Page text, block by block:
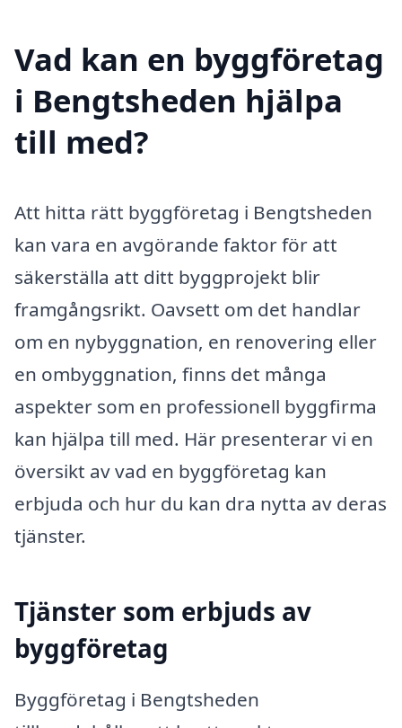
Vad kan en byggföretag
i Bengtsheden hjälpa
till med?
Att hitta rätt byggföretag i Bengtsheden
kan vara en avgörande faktor för att
säkerställa att ditt byggprojekt blir
framgångsrikt. Oavsett om det handlar
om en nybyggnation, en renovering eller
en ombyggnation, finns det många
aspekter som en professionell byggfirma
kan hjälpa till med. Här presenterar vi en
översikt av vad en byggföretag kan
erbjuda och hur du kan dra nytta av deras
tjänster.
Tjänster som erbjuds av
byggföretag
Byggföretag i Bengtsheden